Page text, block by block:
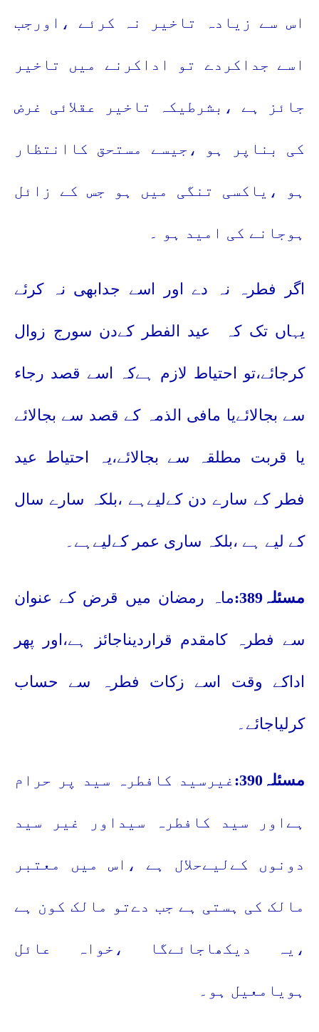
اس سے زیادہ تاخیر نہ کرئے ،اورجب
اسے جداکردے تو اداکرنے میں تاخیر
جائز ہے ،بشرطیکہ تاخیر عقلائی غرض
کی بناپر ہو ،جیسے مستحق کاانتظار
ہو ،یاکسی تنگی میں ہو جس کے زائل
ہوجانے کی امید ہو ۔
اگر فطرہ نہ دے اور اسے جدابھی نہ کرئے
یہاں تک کہ عید الفطر کےدن سورج زوال
کرجائے،تو احتیاط لازم ہےکہ اسے قصد رجاء
سے بجالائےیا مافی الذمہ کے قصد سے بجالائے
یا قربت مطلقہ سے بجالائے،یہ احتیاط عید
فطر کے سارے دن کےلیےہے ،بلکہ سارے سال
کے لیے ہے ،بلکہ ساری عمر کےلیےہے۔
مسئلہ389: ماہ رمضان میں قرض کے عنوان
سے فطرہ کامقدم قراردیناجائز ہے،اور پھر
اداکے وقت اسے زکات فطرہ سے حساب
کرلیاجائے۔
مسئلہ390: غیرسید کافطرہ سید پر حرام
ہےاور سید کافطرہ سیداور غیر سید
دونوں کےلیےحلال ہے ،اس میں معتبر
مالک کی ہستی ہے جب دےتو مالک کون ہے
،یہ دیکھاجائےگا ،خواہ عائل
ہویامعیل ہو۔